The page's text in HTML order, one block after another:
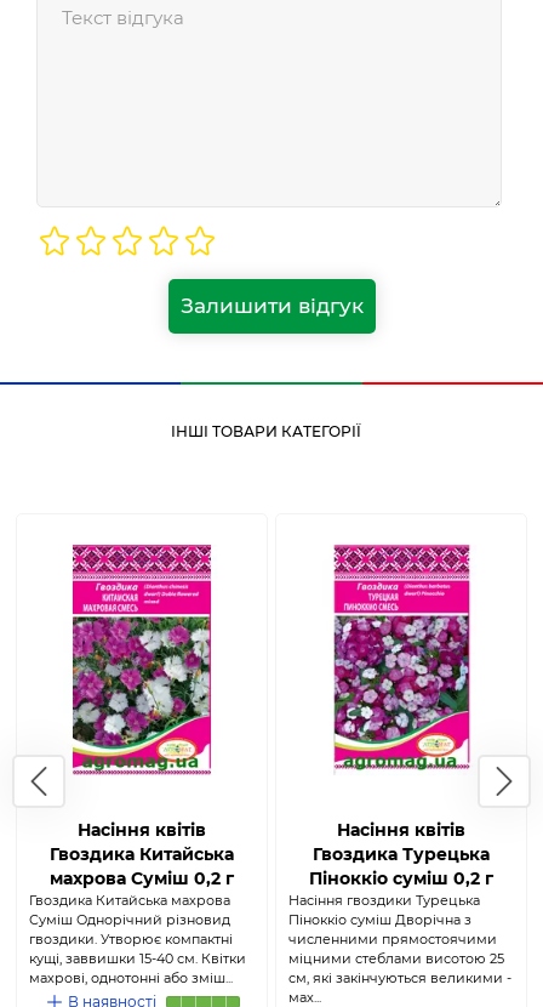
Залишити відгук
ІНШІ ТОВАРИ КАТЕГОРІЇ
Насіння квітів
Гвоздика Китайська
махрова Суміш 0,2 г
(Агромаг)
Гвоздика Китайська махрова
Суміш Однорічний різновид
гвоздики. Утворює компактні
кущі, заввишки 15-40 см. Квітки
махрові, однотонні або зміш...
В наявності
Насіння квітів
Гвоздика Турецька
Піноккіо суміш 0,2 г
(Агромаг)
Насіння гвоздики Турецька
Піноккіо суміш Дворічна з
численними прямостоячими
міцними стеблами висотою 25
см, які закінчуються великими -
мах...